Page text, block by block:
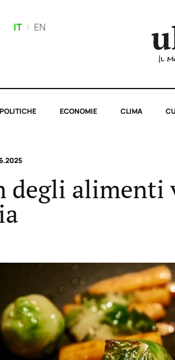
IT | EN
POLITICHE ECONOMIE CLIMA
degli alimenti